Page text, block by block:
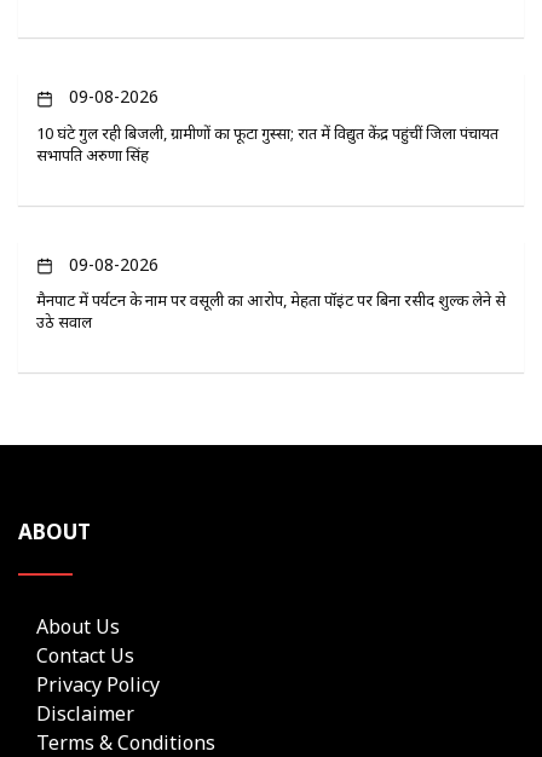
09-08-2026
10 घंटे गुल रही बिजली, ग्रामीणों का फूटा गुस्सा; रात में विद्युत केंद्र पहुंचीं जिला पंचायत
सभापति अरुणा सिंह
09-08-2026
मैनपाट में पर्यटन के नाम पर वसूली का आरोप, मेहता पॉइंट पर बिना रसीद शुल्क लेने से
उठे सवाल
ABOUT
About Us
Contact Us
Privacy Policy
Disclaimer
Terms & Conditions